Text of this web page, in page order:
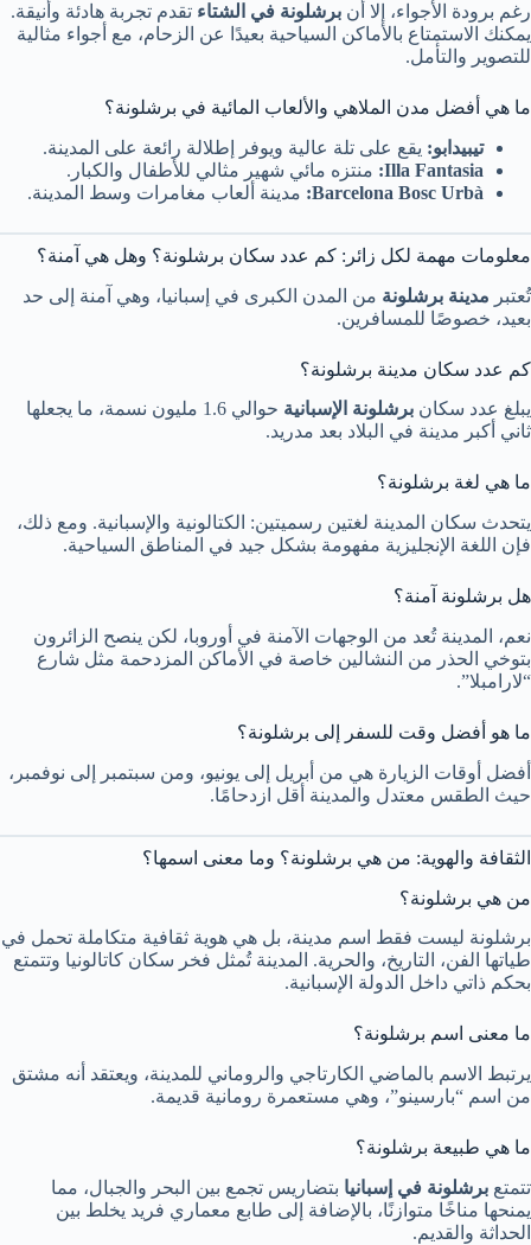
رغم برودة الأجواء، إلا أن برشلونة في الشتاء تقدم تجربة هادئة وأنيقة.
يمكنك الاستمتاع بالأماكن السياحية بعيدًا عن الزحام، مع أجواء مثالية
للتصوير والتأمل.
ما هي أفضل مدن الملاهي والألعاب المائية في برشلونة؟
تيبيدابو: يقع على تلة عالية ويوفر إطلالة رائعة على المدينة.
Illa Fantasia: منتزه مائي شهير مثالي للأطفال والكبار.
Barcelona Bosc Urbà: مدينة ألعاب مغامرات وسط المدينة.
معلومات مهمة لكل زائر: كم عدد سكان برشلونة؟ وهل هي آمنة؟
تُعتبر مدينة برشلونة من المدن الكبرى في إسبانيا، وهي آمنة إلى حد
بعيد، خصوصًا للمسافرين.
كم عدد سكان مدينة برشلونة؟
يبلغ عدد سكان برشلونة الإسبانية
حوالي 1.6 مليون نسمة، ما يجعلها
ثاني أكبر مدينة في البلاد بعد مدريد.
ما هي لغة برشلونة؟
يتحدث سكان المدينة لغتين رسميتين: الكتالونية والإسبانية. ومع ذلك،
فإن اللغة الإنجليزية مفهومة بشكل جيد في المناطق السياحية.
هل برشلونة آمنة؟
نعم، المدينة تُعد من الوجهات الآمنة في أوروبا، لكن ينصح الزائرون
بتوخي الحذر من النشالين خاصة في الأماكن المزدحمة مثل شارع
“لارامبلا”.
ما هو أفضل وقت للسفر إلى برشلونة؟
أفضل أوقات الزيارة هي من أبريل إلى يونيو، ومن سبتمبر إلى نوفمبر،
حيث الطقس معتدل والمدينة أقل ازدحامًا.
الثقافة والهوية: من هي برشلونة؟ وما معنى اسمها؟
من هي برشلونة؟
برشلونة ليست فقط اسم مدينة، بل هي هوية ثقافية متكاملة تحمل في
طياتها الفن، التاريخ، والحرية. المدينة تُمثل فخر سكان كاتالونيا وتتمتع
بحكم ذاتي داخل الدولة الإسبانية.
ما معنى اسم برشلونة؟
يرتبط الاسم بالماضي الكارتاجي والروماني للمدينة، ويعتقد أنه مشتق
من اسم “بارسينو”، وهي مستعمرة رومانية قديمة.
ما هي طبيعة برشلونة؟
تتمتع برشلونة في إسبانيا بتضاريس تجمع بين البحر والجبال، مما
يمنحها مناخًا متوازنًا، بالإضافة إلى طابع معماري فريد يخلط بين
الحداثة والقديم.